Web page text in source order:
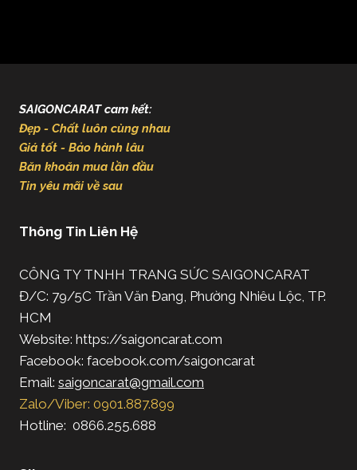
SAIGONCARAT cam kết:
Đẹp - Chất luôn cùng nhau
Giá tốt - Bảo hành lâu
Băn khoăn mua lần đầu
Tin yêu mãi về sau
Thông Tin Liên Hệ
CÔNG TY TNHH TRANG SỨC SAIGONCARAT
Đ/C: 79/5C Trần Văn Đang, Phường Nhiêu Lộc, TP.
HCM
Website: https://saigoncarat.com
Facebook: facebook.com/saigoncarat
Email: saigoncarat@gmail.com
Zalo/Viber: 0901.887.899
Hotline: 0866.255.688